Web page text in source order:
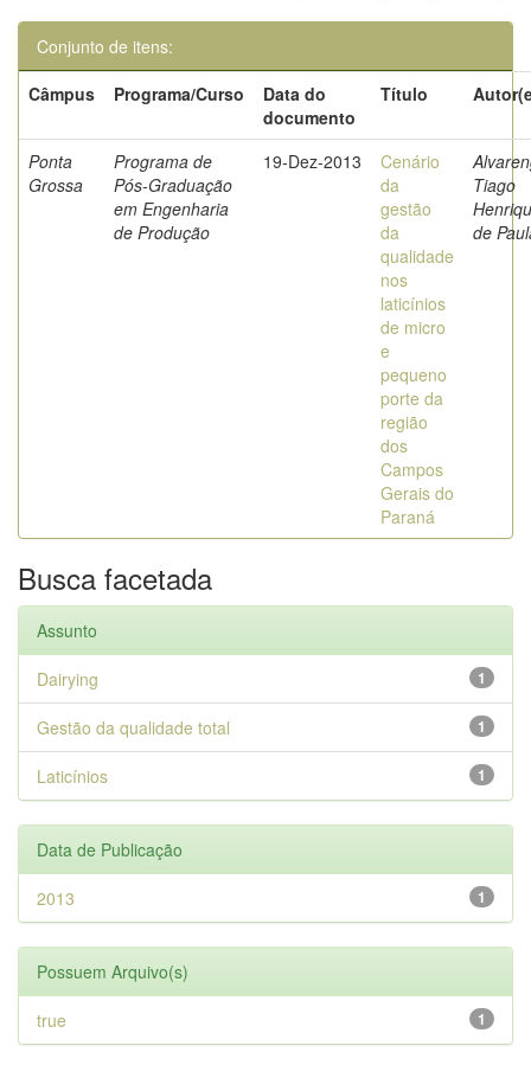
Conjunto de itens:
Câmpus
Programa/Curso
Data do
documento
Título
Ponta
Grossa
Programa de
Pós-Graduação
em Engenharia
de Produção
19-Dez-2013
Cenário
da
gestão
da
qualidade
nos
laticínios
de micro
e
pequeno
porte da
região
dos
Campos
Gerais do
Paraná
Tiago
de
Busca facetada
Assunto
1
Dairying
1
Gestão da qualidade total
1
Laticínios
Data de Publicação
1
2013
Possuem Arquivo(s)
1
true